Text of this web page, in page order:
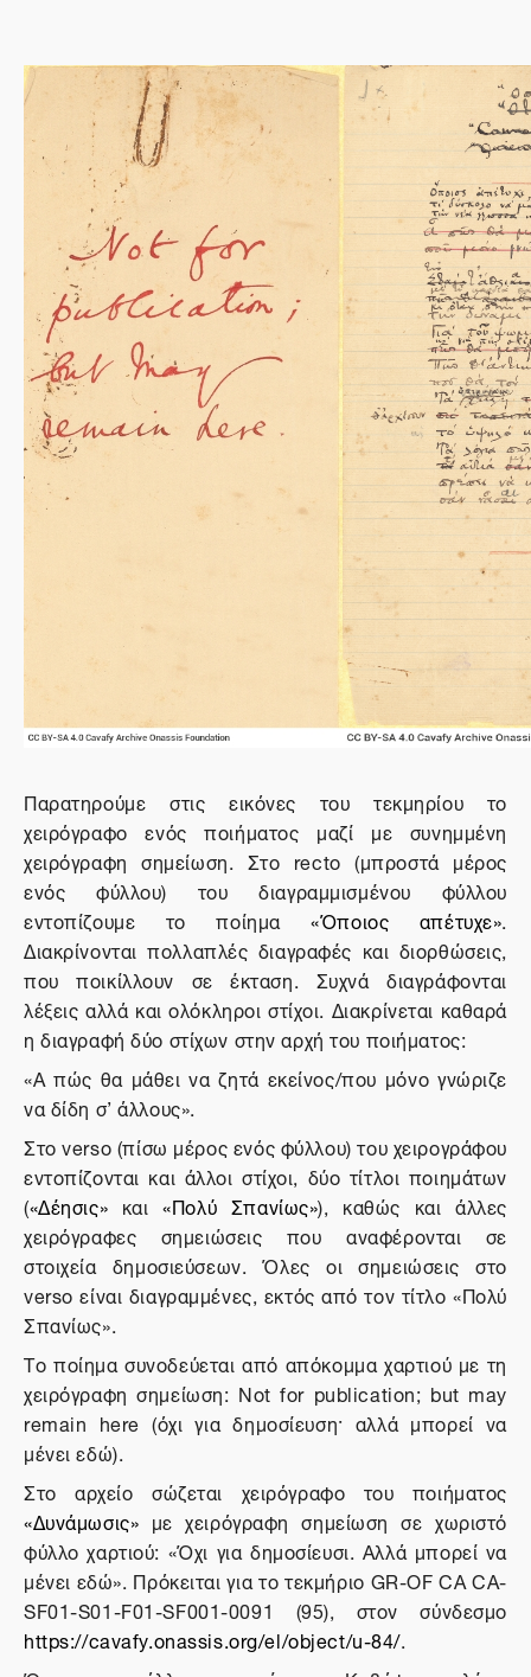
Παρατηρούμε στις εικόνες του τεκμηρίου το
χειρόγραφο ενός ποιήματος μαζί με συνημμένη
χειρόγραφη σημείωση. Στο recto (μπροστά μέρος
ενός φύλλου) του διαγραμμισμένου φύλλου
εντοπίζουμε το ποίημα«Όποιος απέτυχε».
Διακρίνονται πολλαπλές διαγραφές και διορθώσεις,
που ποικίλλουν σε έκταση. Συχνά διαγράφονται
λέξεις αλλά και ολόκληροι στίχοι. Διακρίνεται καθαρά
η διαγραφή δύο στίχων στην αρχή του ποιήματος:
«Α πώς θα μάθει να ζητά εκείνος/που μόνο γνώριζε
να δίδη σ’ άλλους».
Στο verso (πίσω μέρος ενός φύλλου) του χειρογράφου
εντοπίζονται και άλλοι στίχοι, δύο τίτλοι ποιημάτων
(«Δέησις» και«Πολύ Σπανίως»), καθώς και άλλες
χειρόγραφες σημειώσεις που αναφέρονται σε
στοιχεία δημοσιεύσεων. Όλες οι σημειώσεις στο
verso είναι διαγραμμένες, εκτός από τον τίτλο «Πολύ
Σπανίως».
Το ποίημα συνοδεύεται από απόκομμα χαρτιού με τη
χειρόγραφη σημείωση: Not for publication; but may
remain here (όχι για δημοσίευση· αλλά μπορεί να
μένει εδώ).
Στο αρχείο σώζεται χειρόγραφο του ποιήματος
«Δυνάμωσις» με χειρόγραφη σημείωση σε χωριστό
φύλλο χαρτιού: «Όχι για δημοσίευσι. Αλλά μπορεί να
μένει εδώ». Πρόκειται για το τεκμήριο GR-OF CA CA-
SF01-S01-F01-SF001-0091 (95), στον σύνδεσμο
https://cavafy.onassis.org/el/object/u-84/.